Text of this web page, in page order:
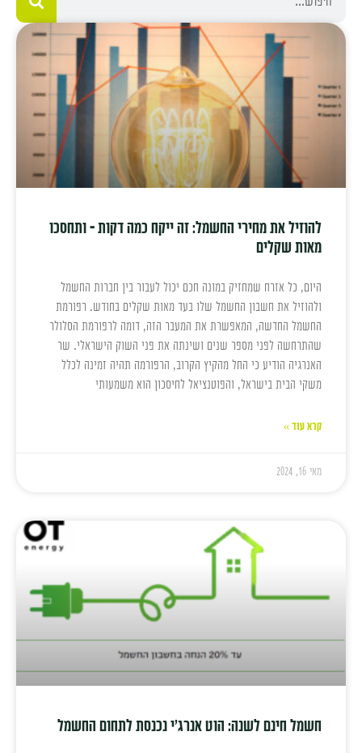
להוזיל את מחירי החשמל: זה ייקח כמה דקות – ותחסכו
מאות שקלים
היום, כל אזרח שמחזיק במונה חכם יכול לעבור בין חברות החשמל
ולהוזיל את חשבון החשמל שלו בעד מאות שקלים בחודש. רפורמת
החשמל החדשה, המאפשרת את המעבר הזה, דומה לרפורמת הסלולר
שהתרחשה לפני מספר שנים ושינתה את פני השוק הישראלי. שר
האנרגיה הודיע כי החל מהקיץ הקרוב, הרפורמה תהיה זמינה לכלל
משקי הבית בישראל, והפוטנציאל לחיסכון הוא משמעותי
קרא עוד »
מאי 16, 2024
חשמל חינם לשנה: הוט אנרג'י נכנסת לתחום החשמל